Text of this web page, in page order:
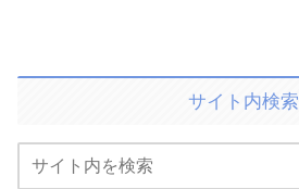
サイト内検索